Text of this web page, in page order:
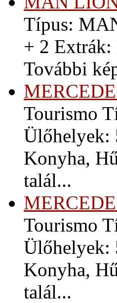
Típus:
+ 2
További
Tourismo
Ülőhelyek:
Konyha,
talál...
Tourismo
Ülőhelyek:
Konyha,
talál...